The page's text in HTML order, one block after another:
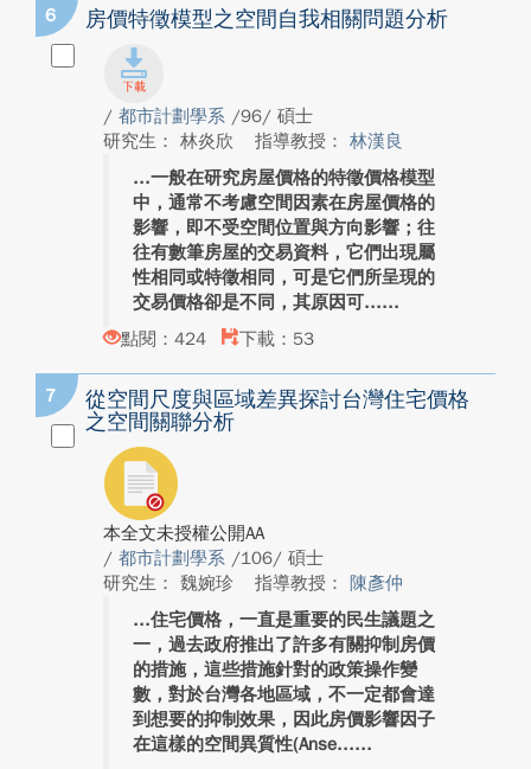
6 房價特徵模型之空間自我相關問題分析
/ 都市計劃學系 /96/ 碩士
研究生： 林炎欣
指導教授： 林漢良
一般在研究房屋價格的特徵價格模型
中，通常不考慮空間因素在房屋價格的
影響，即不受空間位置與方向影響；往
往有數筆房屋的交易資料，它們出現屬
性相同或特徵相同，可是它們所呈現的
交易價格卻是不同，其原因可...
點閱：424
下載：53
7
從空間尺度與區域差異探討台灣住宅價格
之空間關聯分析
本全文未授權公開AA
/ 都市計劃學系 /106/ 碩士
研究生： 魏婉珍
指導教授： 陳彥仲
住宅價格，一直是重要的民生議題之
一，過去政府推出了許多有關抑制房價
的措施，這些措施針對的政策操作變
數，對於台灣各地區域，不一定都會達
到想要的抑制效果，因此房價影響因子
在這樣的空間異質性(Anse...